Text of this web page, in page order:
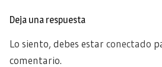
Deja una respuesta
Lo siento, debes estar conectado
comentario.